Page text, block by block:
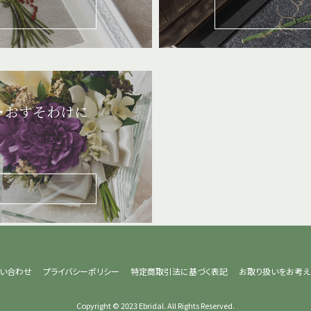
すそわけに
合わせ プライバシーポリシー 特定商取引法に基づく表記 お取り扱いをお考
Copyright © 2023 Ebridal. All Rights Reserved.